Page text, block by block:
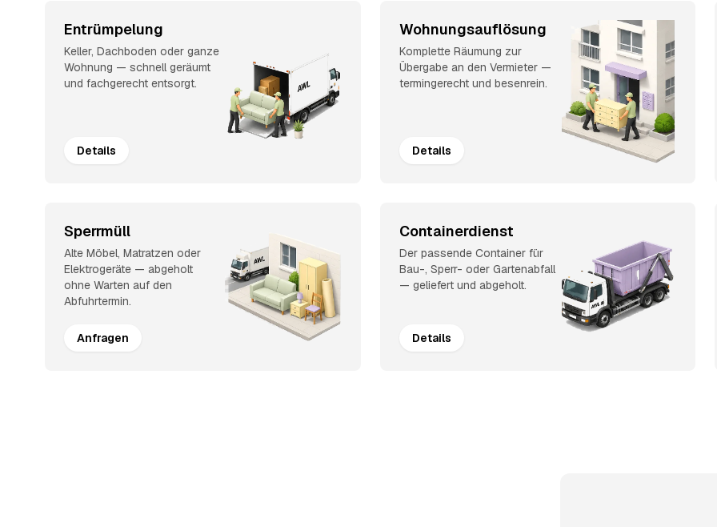
Entrümpelung
Keller, Dachboden oder ganze
Wohnung — schnell geräumt
und fachgerecht entsorgt.
Details
Wohnungsauflösung
Komplette Räumung zur
Übergabe an den Vermieter —
termingerecht und besenrein.
Details
Sperrmüll
Alte Möbel, Matratzen oder
Elektrogeräte — abgeholt
ohne Warten auf den
Abfuhrtermin.
Anfragen
Containerdienst
Der passende Container für
Bau-, Sperr- oder Gartenabfall
— geliefert und abgeholt.
Details